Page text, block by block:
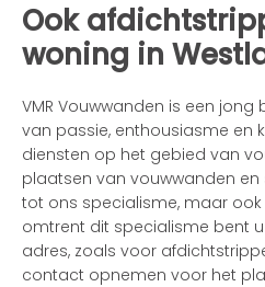
Ook
woning in
VMR Vouwwanden is een
van passie, enthousiasme en
diensten op het gebied van
plaatsen van vouwwanden
tot ons specialisme, maar
omtrent dit specialisme bent
adres, zoals voor
contact opnemen voor het